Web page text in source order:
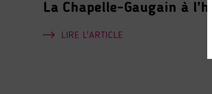
La Chapelle-Gaugain à
LIRE L'ARTICLE